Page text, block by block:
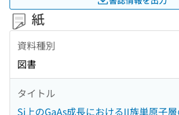
紙
資料種別
図書
タイトル
Si上のGaAs成長におけるII族単原子